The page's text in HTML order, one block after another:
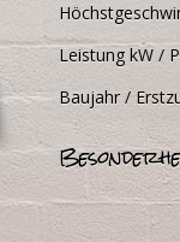
Leistung kW /
Baujahr /